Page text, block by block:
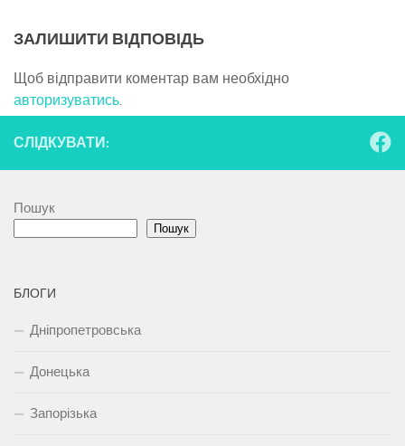
ЗАЛИШИТИ ВІДПОВІДЬ
Щоб відправити коментар вам необхідно
авторизуватись.
СЛІДКУВАТИ:
Пошук
Пошук
БЛОГИ
Дніпропетровська
Донецька
Запорізька